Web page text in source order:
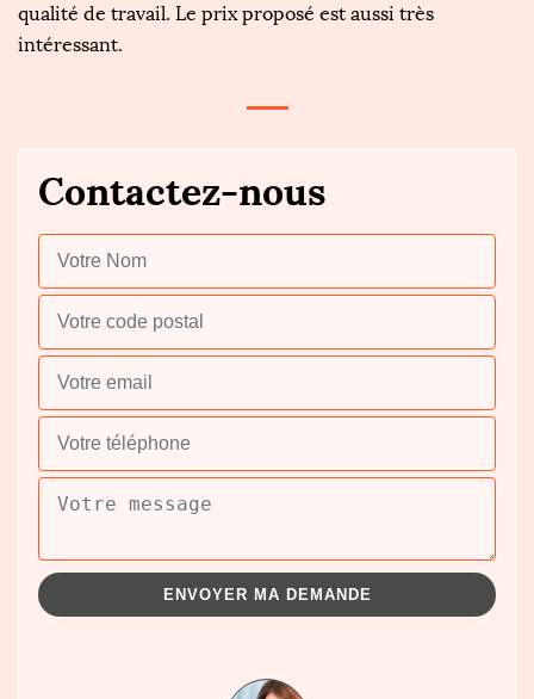
qualité de travail. Le prix proposé est aussi très
intéressant.
Contactez-nous